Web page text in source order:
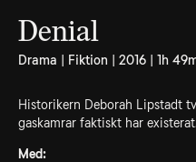
Denial
Drama | Fiktion | 2016 | 1h
Historikern Deborah Lipstadt
gaskamrar faktiskt har existerat.
Med: